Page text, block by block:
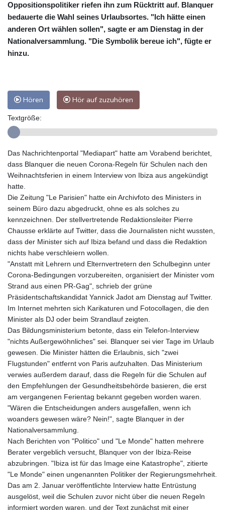
Oppositionspolitiker riefen ihn zum Rücktritt auf. Blanquer
bedauerte die Wahl seines Urlaubsortes. "Ich hätte einen
anderen Ort wählen sollen", sagte er am Dienstag in der
Nationalversammlung. "Die Symbolik bereue ich", fügte er
hinzu.
Hören Hör auf zuzuhören
Textgröße:
Das Nachrichtenportal "Mediapart" hatte am Vorabend berichtet,
dass Blanquer die neuen Corona-Regeln für Schulen nach den
Weihnachtsferien in einem Interview von Ibiza aus angekündigt
hatte.
Die Zeitung "Le Parisien" hatte ein Archivfoto des Ministers in
seinem Büro dazu abgedruckt, ohne es als solches zu
kennzeichnen. Der stellvertretende Redaktionsleiter Pierre
Chausse erklärte auf Twitter, dass die Journalisten nicht wussten,
dass der Minister sich auf Ibiza befand und dass die Redaktion
nichts habe verschleiern wollen.
"Anstatt mit Lehrern und Elternvertretern den Schulbeginn unter
Corona-Bedingungen vorzubereiten, organisiert der Minister vom
Strand aus einen PR-Gag", schrieb der grüne
Präsidentschaftskandidat Yannick Jadot am Dienstag auf Twitter.
Im Internet mehrten sich Karikaturen und Fotocollagen, die den
Minister als DJ oder beim Strandlauf zeigten.
Das Bildungsministerium betonte, dass ein Telefon-Interview
"nichts Außergewöhnliches" sei. Blanquer sei vier Tage im Urlaub
gewesen. Die Minister hätten die Erlaubnis, sich "zwei
Flugstunden" entfernt von Paris aufzuhalten. Das Ministerium
verwies außerdem darauf, dass die Regeln für die Schulen auf
den Empfehlungen der Gesundheitsbehörde basieren, die erst
am vergangenen Ferientag bekannt gegeben worden waren.
"Wären die Entscheidungen anders ausgefallen, wenn ich
woanders gewesen wäre? Nein!", sagte Blanquer in der
Nationalversammlung.
Nach Berichten von "Politico" und "Le Monde" hatten mehrere
Berater vergeblich versucht, Blanquer von der Ibiza-Reise
abzubringen. "Ibiza ist für das Image eine Katastrophe", zitierte
"Le Monde" einen ungenannten Politiker der Regierungsmehrheit.
Das am 2. Januar veröffentlichte Interview hatte Entrüstung
ausgelöst, weil die Schulen zuvor nicht über die neuen Regeln
informiert worden waren, und der Text zunächst mit einer